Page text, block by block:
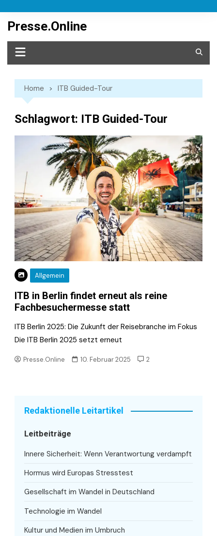
content
Presse.Online
Home ITB Guided-Tour
Schlagwort: ITB Guided-Tour
Allgemein
ITB in Berlin findet erneut als reine
Fachbesuchermesse statt
ITB Berlin 2025: Die Zukunft der Reisebranche im Fokus
Die ITB Berlin 2025 setzt erneut
Presse.Online 10. Februar 2025 2
Redaktionelle Leitartikel
Leitbeiträge
Innere Sicherheit: Wenn Verantwortung verdampft
Hormus wird Europas Stresstest
Gesellschaft im Wandel in Deutschland
Technologie im Wandel
Kultur und Medien im Umbruch